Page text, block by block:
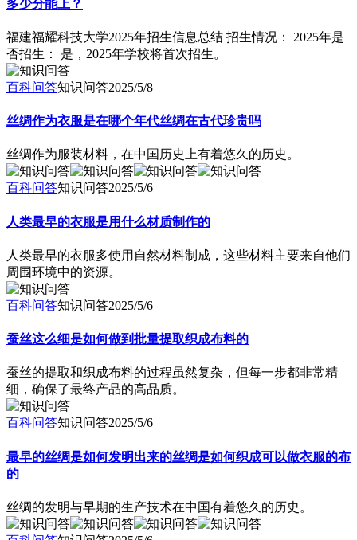
多少分能上？
福建福耀科技大学2025年招生信息总结 招生情况： 2025年是
否招生： 是，2025年学校将首次招生。
百科问答知识问答2025/5/8
丝绸作为衣服是在哪个年代丝绸在古代珍贵吗
丝绸作为服装材料，在中国历史上有着悠久的历史。
百科问答知识问答2025/5/6
人类最早的衣服是用什么材质制作的
人类最早的衣服多使用自然材料制成，这些材料主要来自他们
周围环境中的资源。
百科问答知识问答2025/5/6
蚕丝这么细是如何做到批量提取织成布料的
蚕丝的提取和织成布料的过程虽然复杂，但每一步都非常精
细，确保了最终产品的高品质。
百科问答知识问答2025/5/6
最早的丝绸是如何发明出来的丝绸是如何织成可以做衣服的布
的
丝绸的发明与早期的生产技术在中国有着悠久的历史。